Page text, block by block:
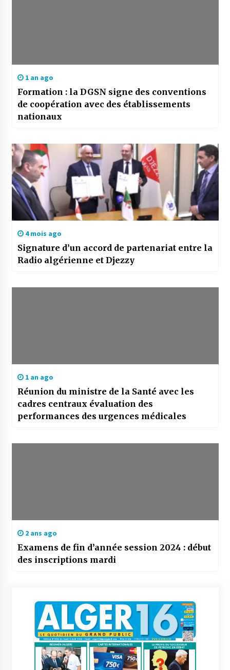
1 an ago
Formation : la DGSN signe des conventions
de coopération avec des établissements
nationaux
4 mois ago
Signature d’un accord de partenariat entre la
Radio algérienne et Djezzy
1 an ago
Réunion du ministre de la Santé avec les
cadres centraux évaluation des
performances des urgences médicales
2 ans ago
Examens de fin d’année session 2024 : début
des inscriptions mardi